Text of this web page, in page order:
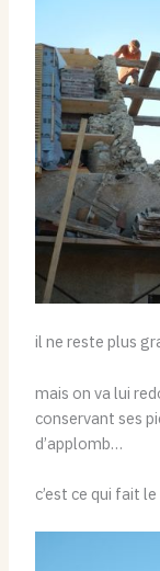
il ne reste plus
mais on va lui
conservant ses
d’applomb…
c’est ce qui fait